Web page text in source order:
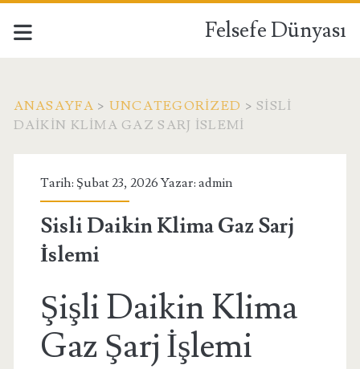
Felsefe Dünyası
ANASAYFA > UNCATEGORIZED >SISLI
DAIKIN KLIMA GAZ SARJ İSLEMI
Tarih: Şubat 23, 2026 Yazar: admin
Sisli Daikin Klima Gaz Sarj
İslemi
Şişli Daikin Klima
Gaz Şarj İşlemi